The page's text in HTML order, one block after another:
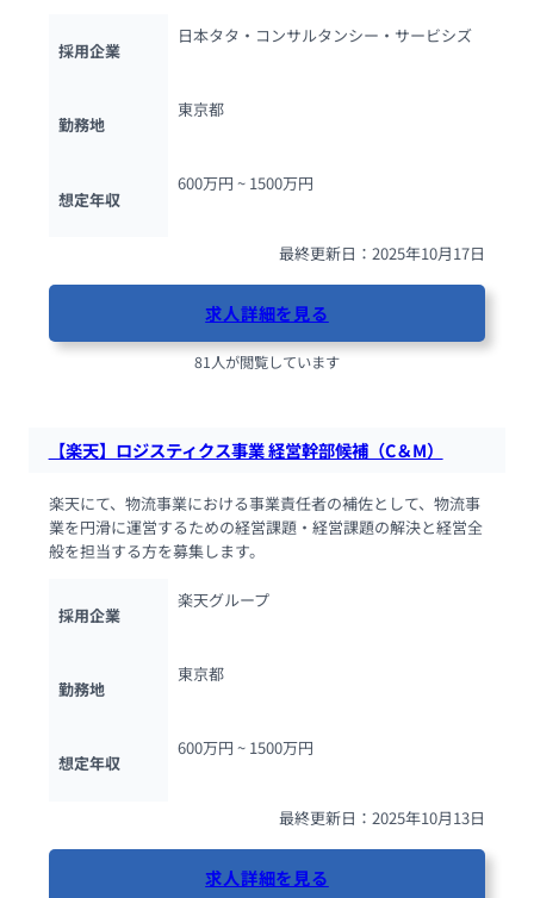
採用企業
日本タタ・コンサルタンシー・サービシズ
勤務地
東京都
想定年収
600万円 ~ 1500万円
最終更新日：2025年10月17日
求人詳細を見る
81人が閲覧しています
【楽天】ロジスティクス事業 経営幹部候補（C＆M）
楽天にて、物流事業における事業責任者の補佐として、物流事
業を円滑に運営するための経営課題・経営課題の解決と経営全
般を担当する方を募集します。
採用企業
楽天グループ
勤務地
東京都
想定年収
600万円 ~ 1500万円
最終更新日：2025年10月13日
求人詳細を見る